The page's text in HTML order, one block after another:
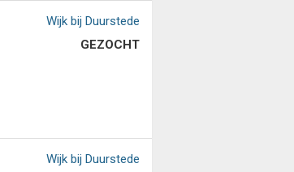
Wijk bij Duurstede
GEZOCHT
Wijk bij Duurstede